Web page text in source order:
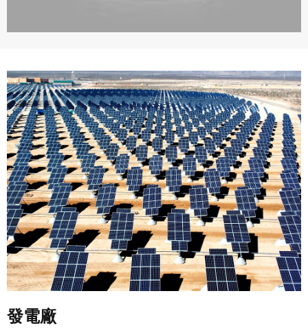
發電廠
想起密碼了嗎？點擊立刻登入
吉寶系統公司得不定期公告與調整費用。
會員享有其創作之衍生著作的著作權，但會員同意吉寶系統
公司得於該著作權存續期間內無償使用，包括再授權之權
利。
本條約定不因本合約終止而失效。
五、聲明保證
會員聲明並保證會員於使用本系統時創作、上傳或張貼的著
作物，會員享有所有權或經合法授權。
如會員違反前項約定致吉寶系統公司遭追訴、請求或求償
者，吉寶系統公司應立即通知會員，必要時本系統得移除爭
議內容。會員應協助相關程序並負擔吉寶系統公司因此所生
支出（包括律師費用）、損害及損失。
六、終止
會員違反本合約或本系統任一規定者，吉寶系統公司得終止
本合約。